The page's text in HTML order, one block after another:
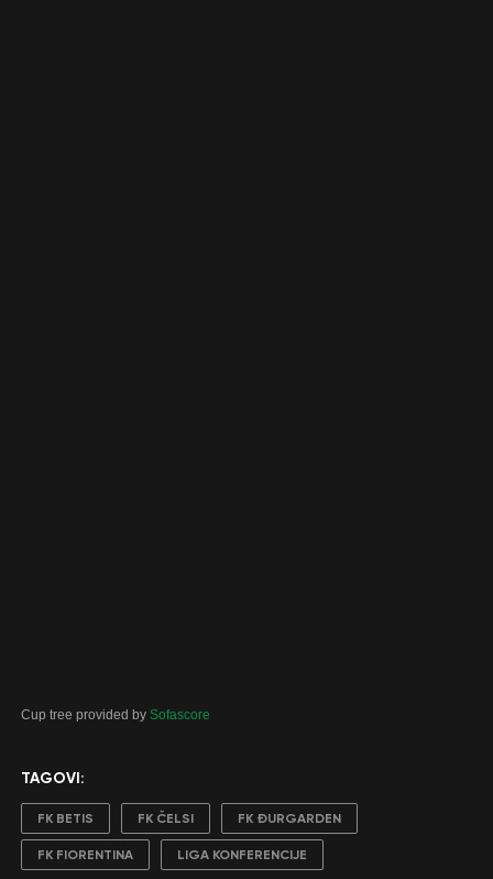
Cup tree provided by Sofascore
TAGOVI:
FK BETIS FK ČELSI FK ĐURGARDEN
FK FIORENTINA LIGA KONFERENCIJE